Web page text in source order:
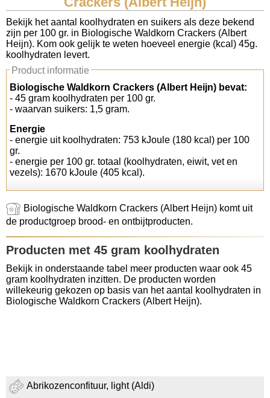
Koolhydraten tellen
Links
Bekijk het aantal koolhydraten en suikers als deze bekend
zijn per 100 gr. in Biologische Waldkorn Crackers (Albert
Heijn). Kom ook gelijk te weten hoeveel energie (kcal) 45g.
koolhydraten levert.
Product informatie
Biologische Waldkorn Crackers (Albert Heijn) bevat:
- 45 gram koolhydraten per 100 gr.
- waarvan suikers: 1,5 gram.
Energie
- energie uit koolhydraten: 753 kJoule (180 kcal) per 100
gr.
- energie per 100 gr. totaal (koolhydraten, eiwit, vet en
vezels): 1670 kJoule (405 kcal).
Biologische Waldkorn Crackers (Albert Heijn) komt uit
de productgroep brood- en ontbijtproducten.
Producten met 45 gram koolhydraten
Bekijk in onderstaande tabel meer producten waar ook 45
gram koolhydraten inzitten. De producten worden
willekeurig gekozen op basis van het aantal koolhydraten in
Biologische Waldkorn Crackers (Albert Heijn).
Abrikozenconfituur, light (Aldi)